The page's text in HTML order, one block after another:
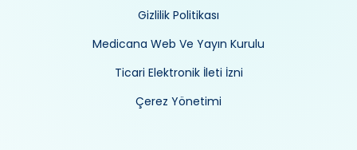
Gizlilik Politikası
Medicana Web Ve Yayın Kurulu
Ticari Elektronik İleti İzni
Çerez Yönetimi